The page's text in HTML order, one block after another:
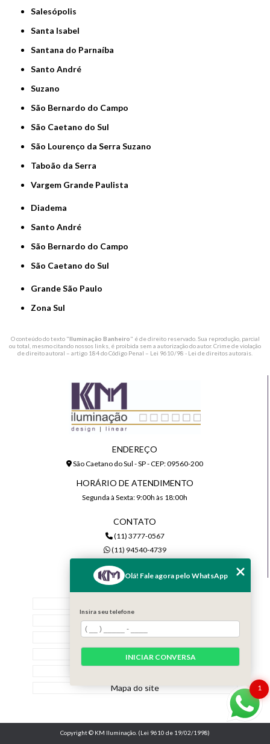
Salesópolis
Santa Isabel
Santana do Parnaíba
Santo André
Suzano
São Bernardo do Campo
São Caetano do Sul
São Lourenço da Serra Suzano
Taboão da Serra
Vargem Grande Paulista
Diadema
Santo André
São Bernardo do Campo
São Caetano do Sul
Grande São Paulo
Zona Sul
O conteúdo do texto "Iluminação Banheiro" é de direito reservado. Sua reprodução, parcial
ou total, mesmo citando nossos links, é proibida sem a autorização do autor. Crime de violação
de direito autoral – artigo 184 do Código Penal – Lei 9610/98 - Lei de direitos autorais
ENDEREÇO
São Caetano do Sul - SP - CEP: 09560-200
HORÁRIO DE ATENDIMENTO
Segunda à Sexta: 9:00h às 18:00h
CONTATO
(11) 3777-0567
(11) 94540-4739
comercial@kmiluminacao.com.br
Quem Somos
Serviços
Contato
Mapa do site
Copyright © KM Iluminação. (Lei 9610 de 19/02/1998)
1
Olá! Fale agora pelo WhatsApp
Insira seu telefone
INICIAR CONVERSA